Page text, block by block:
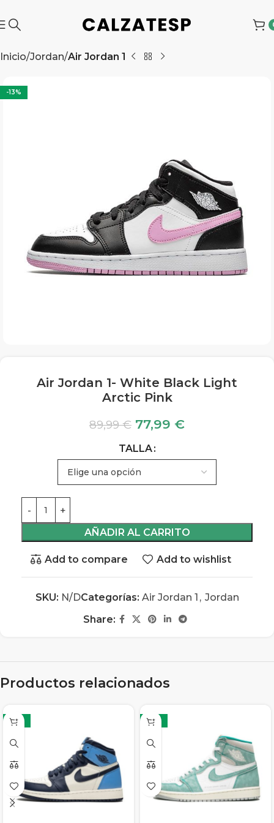
Inicio Jordan Air Jordan 1
-13%
Air Jordan 1- White Black Light
Arctic Pink
89,99€ 77,99 €
TALLA
AÑADIR AL CARRITO
Add to compare Add to wishlist
SKU: N/DCategorías: Air Jordan 1 , Jordan
Share:
Productos relacionados
-13% -13%